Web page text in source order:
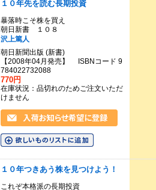
１０年先を読む長期投資
暴落時こそ株を買え
朝日新書 １０８
沢上篤人
朝日新聞出版 (新書)
【2008年04月発売】 ISBNコード 9
784022732088
770円
在庫状況：品切れのためご注文いただ
けません
１０年つきあう株を見つけよう！
これぞ本格派の長期投資